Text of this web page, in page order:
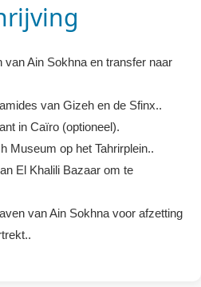
van Ain Sokhna en transfer naar
van Gizeh en de Sfinx..
in Caïro (optioneel).
Museum op het Tahrirplein..
El Khalili Bazaar om te
van Ain Sokhna voor afzetting